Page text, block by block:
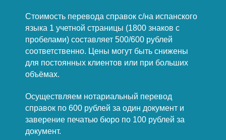
Стоимость перевода справок с/на испанского
языка 1 учетной страницы (1800 знаков с
пробелами) составляет 500/600 рублей
соответственно. Цены могут быть снижены
для постоянных клиентов или при больших
объёмах.
Осуществляем нотариальный перевод
справок по 600 рублей за один документ и
заверение печатью бюро по 100 рублей за
документ.